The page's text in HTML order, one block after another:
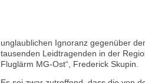
unglaublichen Ignoranz gegenüber
tausenden Leidtragenden in der
Fluglärm MG-Ost“, Frederick Skupin.